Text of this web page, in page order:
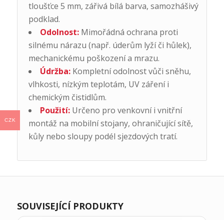
tloušťce 5 mm, zářivá bílá barva, samozhášivý
podklad.
Odolnost:Mimořádná ochrana proti
silnému nárazu (např. úderům lyží či hůlek),
mechanickému poškození a mrazu.
Údržba:Kompletní odolnost vůči sněhu,
vlhkosti, nízkým teplotám, UV záření i
chemickým čistidlům.
Použití:Určeno pro venkovní i vnitřní
montáž na mobilní stojany, ohraničující sítě,
kůly nebo sloupy podél sjezdových tratí.
SOUVISEJÍCÍ PRODUKTY
CZK